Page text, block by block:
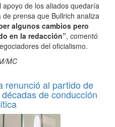
de los aliados quedaría
prensa que Bullrich analiza
algunos cambios pero
en la redacción”, comentó
del oficialismo.
MC
renunció al partido de
de conducción